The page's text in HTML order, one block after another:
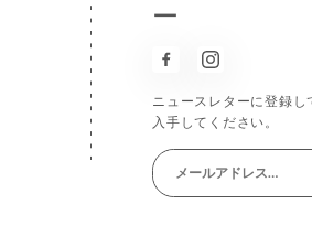
ー
ニュースレターに登録
入手してください。